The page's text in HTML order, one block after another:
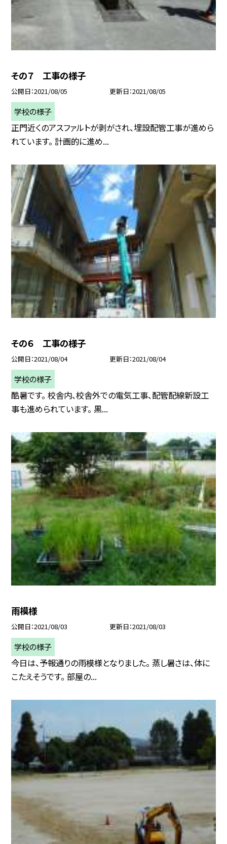
その７ 工事の様子
公開日 2021/08/05 更新日 2021/08/05
学校の様子
正門近くのアスファルトが剥がされ、埋設配管工事が進めら
れています。 計画的に進め...
その６ 工事の様子
公開日 2021/08/04 更新日 2021/08/04
学校の様子
酷暑です。 校舎内、校舎外での電気工事、配管配線新設工
事も進められています。 黒...
雨模様
公開日 2021/08/03 更新日 2021/08/03
学校の様子
今日は、予報通りの雨模様となりました。 蒸し暑さは、体に
こたえそうです。 部屋の...